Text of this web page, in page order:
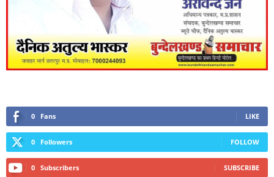
0 Fans LIKE
0 Followers FOLLOW
0 Subscribers SUBSCRIBE